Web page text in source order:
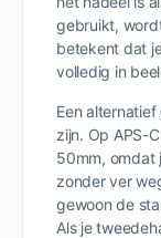
gebruikt,
betekent dat
volledig in
Een
zijn. Op APS-
50mm, omdat
zonder ver
gewoon de
Als je